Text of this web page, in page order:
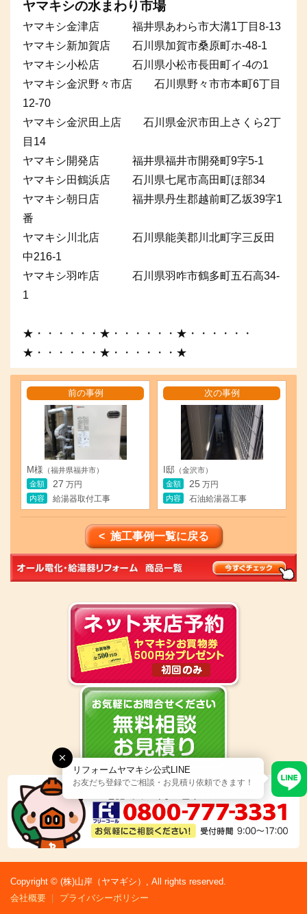
ヤマキシの水まわり市場
ヤマキシ金津店 福井県あわら市大溝1丁目8-13
ヤマキシ新加賀店 石川県加賀市桑原町ホ-48-1
ヤマキシ小松店 石川県小松市長田町イ-4の1
ヤマキシ金沢野々市店 石川県野々市市本町6丁目
12-70
ヤマキシ金沢田上店 石川県金沢市田上さくら2丁
目14
ヤマキシ開発店 福井県福井市開発町9字5-1
ヤマキシ田鶴浜店 石川県七尾市高田町ほ部34
ヤマキシ朝日店 福井県丹生郡越前町乙坂39字1
番
ヤマキシ川北店 石川県能美郡川北町字三反田
中216-1
ヤマキシ羽咋店 石川県羽咋市鶴多町五石高34-
1
★・・・・・・★・・・・・・★・・・・・・
★・・・・・・★・・・・・・★
前の事例
M様 （福井県福井市）
金額
27 万円
内容
給湯器取付工事
次の事例
I邸 （金沢市）
金額
25 万円
内容
石油給湯器工事
< 施工事例一覧に戻る
Copyright © (株)山岸（ヤマギシ）, All rights reserved.
会社概要
プライバシーポリシー
リフォームヤマキシ公式LINE
お友だち登録でご相談・お見積り依頼できます！